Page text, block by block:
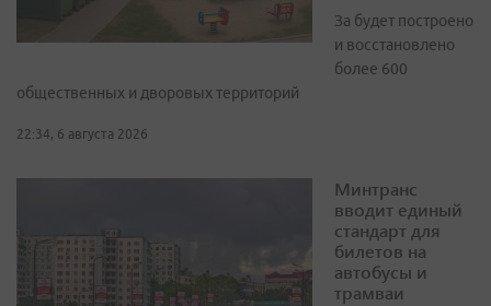
За будет построено
и восстановлено
более 600
общественных и дворовых территорий
22:34, 6 августа 2026
Минтранс
вводит единый
стандарт для
билетов на
автобусы и
трамваи